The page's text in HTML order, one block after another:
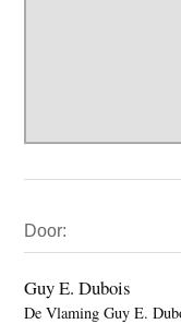
Sidebar
Door:
Guy E. Dubois
De Vlaming Guy E.